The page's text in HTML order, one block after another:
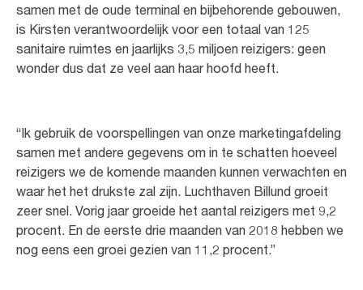
samen met de oude terminal en bijbehorende gebouwen,
is Kirsten verantwoordelijk voor een totaal van 125
sanitaire ruimtes en jaarlijks 3,5 miljoen reizigers: geen
wonder dus dat ze veel aan haar hoofd heeft.
“Ik gebruik de voorspellingen van onze marketingafdeling
samen met andere gegevens om in te schatten hoeveel
reizigers we de komende maanden kunnen verwachten en
waar het het drukste zal zijn. Luchthaven Billund groeit
zeer snel. Vorig jaar groeide het aantal reizigers met 9,2
procent. En de eerste drie maanden van 2018 hebben we
nog eens een groei gezien van 11,2 procent.”